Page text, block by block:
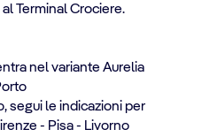
Terminal Crociere.
nel variante Aurelia
segui le indicazioni per
- Pisa - Livorno